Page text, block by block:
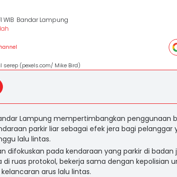
WIB Bandar Lampung
(pexels.com/ Mike Bird)
Lampung mempertimbangkan penggunaan
parkir liar sebagai efek jera bagi pelanggar
lalu lintas.
difokuskan pada kendaraan yang parkir di badan
ruas protokol, bekerja sama dengan kepolisian
arus lalu lintas.